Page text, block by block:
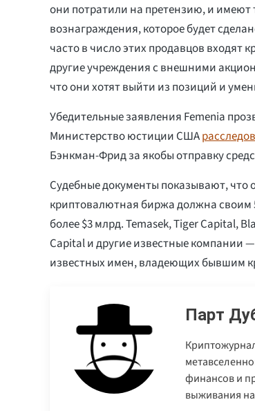
они потратили на претензию, и имеют
вознаграждения, которое будет
часто в число этих продавцов
другие учреждения с внешними
что они хотят выйти из позиций и
Убедительные заявления Femenia
Министерство юстиции США
Бэнкман-Фрид за якобы отправку
Судебные документы показывают, что
криптовалютная биржа должна
более $3 млрд. Temasek, Tiger Capital,
Capital и другие известные компании
известных имен, владеющих бывшим
Парт
финансов и
выживания